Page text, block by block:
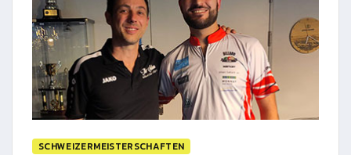
SCHWEIZERMEISTERSCHAFTEN